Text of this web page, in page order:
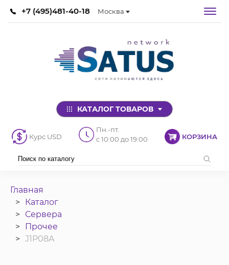
+7 (495)481-40-18 Москва
КАТАЛОГ ТОВАРОВ
Курс USD
Пн.-пт.
с 10:00 до 19:00
КОРЗИНА
Главная
Каталог
Сервера
Прочее
J1P08A